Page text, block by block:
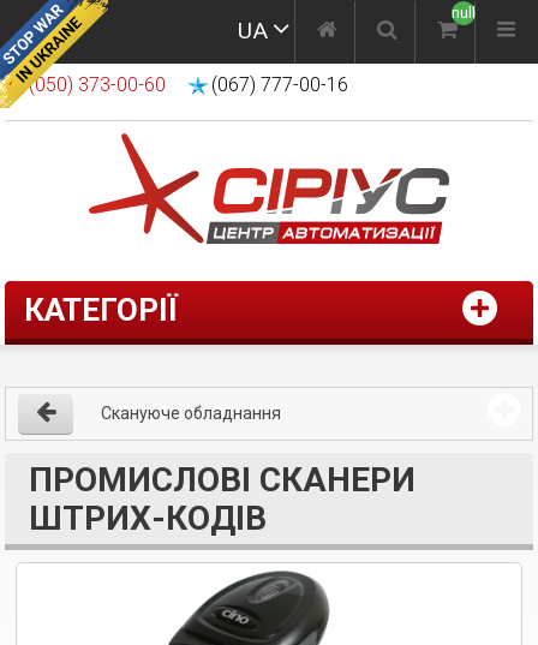
UA
null
(050) 373-00-60 (067) 777-00-16
КАТЕГОРІЇ
Скануюче обладнання
ПРОМИСЛОВІ СКАНЕРИ
ШТРИХ-КОДІВ